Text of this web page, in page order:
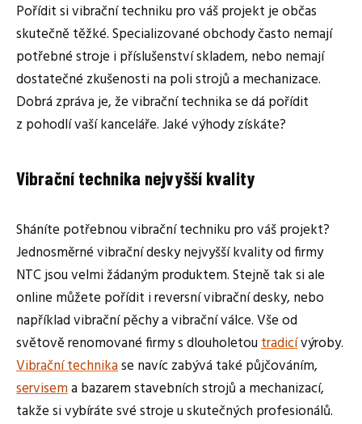
Pořídit si vibrační techniku pro váš projekt je občas
skutečně těžké. Specializované obchody často nemají
potřebné stroje i příslušenství skladem, nebo nemají
dostatečné zkušenosti na poli strojů a mechanizace.
Dobrá zpráva je, že vibrační technika se dá pořídit
z pohodlí vaší kanceláře. Jaké výhody získáte?
Vibrační technika nejvyšší kvality
Sháníte potřebnou vibrační techniku pro váš projekt?
Jednosměrné vibrační desky nejvyšší kvality od firmy
NTC jsou velmi žádaným produktem. Stejně tak si ale
online můžete pořídit i reversní vibrační desky, nebo
například vibrační pěchy a vibrační válce. Vše od
světově renomované firmy s dlouholetoutradicívýroby.
Vibrační technikase navíc zabývá také půjčováním,
servisema bazarem stavebních strojů a mechanizací,
takže si vybíráte své stroje u skutečných profesionálů.